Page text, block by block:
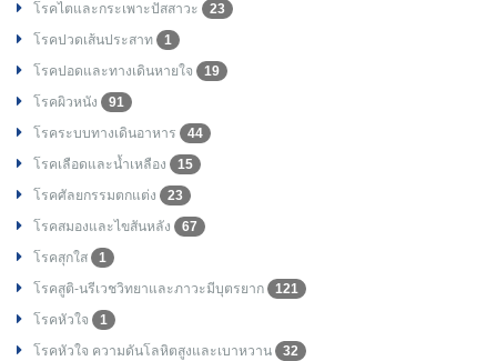
โรคไตและกระเพาะปัสสาวะ
23
โรคปวดเส้นประสาท
1
โรคปอดและทางเดินหายใจ
19
โรคผิวหนัง
91
โรคระบบทางเดินอาหาร
44
โรคเลือดและน้ำเหลือง
15
โรคศัลยกรรมตกแต่ง
23
โรคสมองและไขสันหลัง
67
โรคสุกใส
1
โรคสูติ-นรีเวชวิทยาและภาวะมีบุตรยาก
121
โรคหัวใจ
1
โรคหัวใจ ความดันโลหิตสูงและเบาหวาน
32